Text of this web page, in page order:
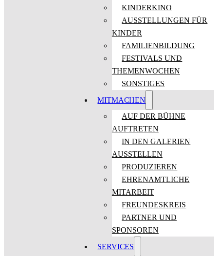
KINDERKINO
AUSSTELLUNGEN FÜR
KINDER
FAMILIENBILDUNG
FESTIVALS UND
THEMENWOCHEN
SONSTIGES
MITMACHEN
AUF DER BÜHNE
AUFTRETEN
IN DEN GALERIEN
AUSSTELLEN
PRODUZIEREN
EHRENAMTLICHE
MITARBEIT
FREUNDESKREIS
PARTNER UND
SPONSOREN
SERVICES